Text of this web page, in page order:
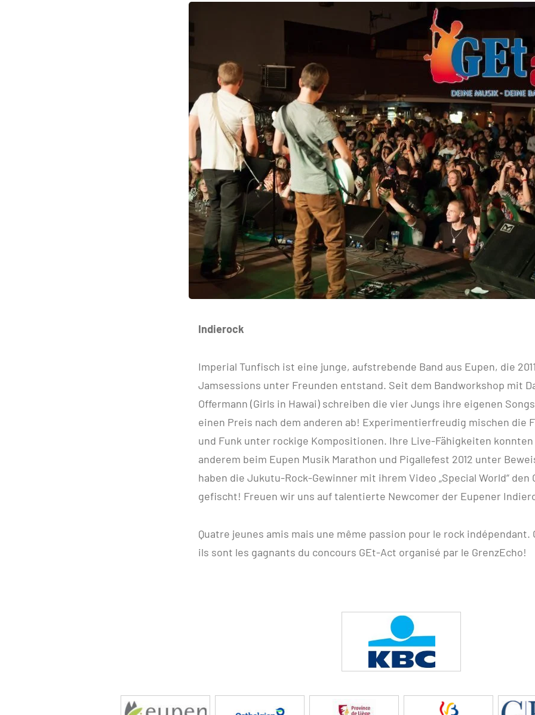
Indierock
Imperial Tunfisch ist eine junge, aufstrebende Band aus Eupen, die
Jamsessions unter Freunden entstand. Seit dem Bandworkshop mit
Offermann (Girls in Hawai) schreiben die vier Jungs ihre eigenen
einen Preis nach dem anderen ab! Experimentierfreudig mischen die
und Funk unter rockige Kompositionen. Ihre Live-Fähigkeiten
anderem beim Eupen Musik Marathon und Pigallefest 2012 unter
haben die Jukutu-Rock-Gewinner mit ihrem Video „Special World“ den
gefischt! Freuen wir uns auf talentierte Newcomer der Eupener
Quatre jeunes amis mais une même passion pour le rock indépendant.
ils sont les gagnants du concours GEt-Act organisé par le GrenzEcho!